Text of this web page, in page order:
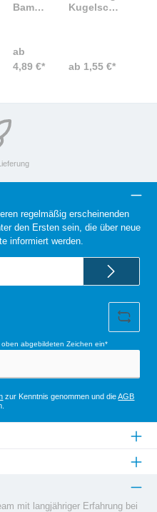
Bambu
als
Werbe
ab
4,89 €*
Kugelschr
n
ab 1,55 €*
regelmäßig erscheinenden
den Ersten sein, die über neue
informiert werden.
abgebildeten Zeichen ein*
zur Kenntnis genommen und dieAGB
mit langjähriger Erfahrung bei